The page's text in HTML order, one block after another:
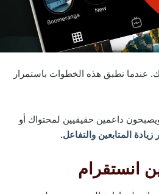
عندما تطبق هذه الخطوات باستمرار
داعمين حقيقيين لمحتواك أو
المتابعين والتفاعل.
انستقرام